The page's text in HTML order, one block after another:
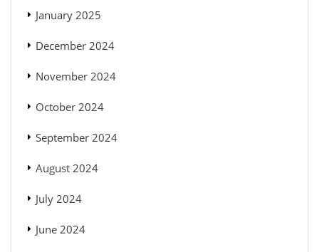
January 2025
December 2024
November 2024
October 2024
September 2024
August 2024
July 2024
June 2024